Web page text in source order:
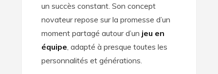
un succès constant. Son concept
novateur repose sur la promesse d’un
moment partagé autour d’un jeu en
équipe , adapté à presque toutes les
personnalités et générations.